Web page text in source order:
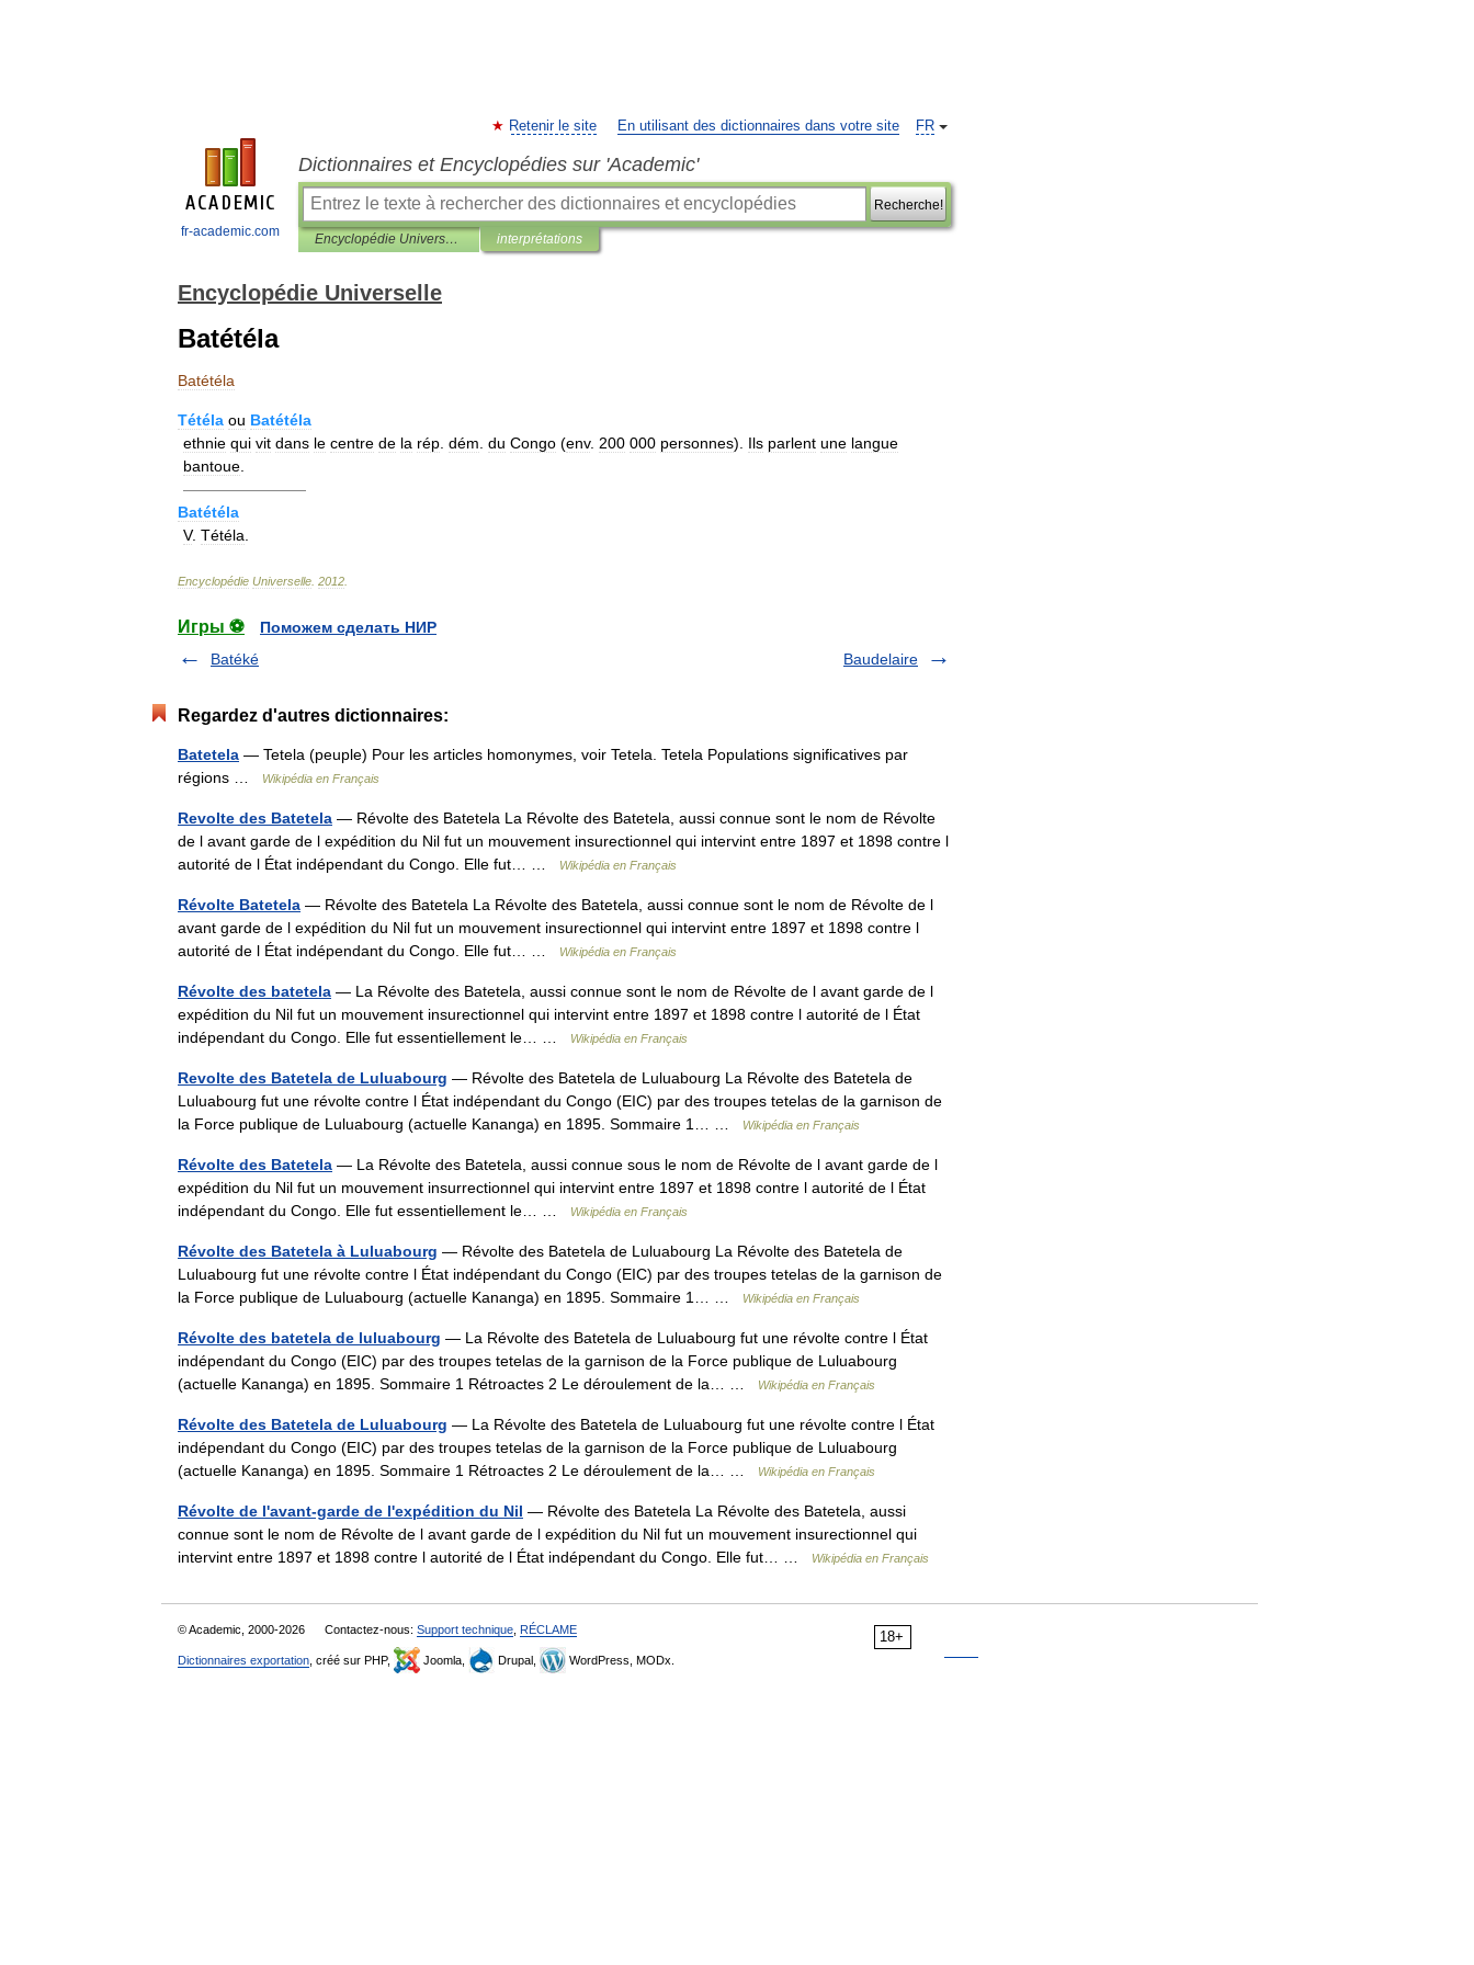
fr-academic.com
FR
Retenir le site En utilisant des dictionnaires dans votre site
Dictionnaires et Encyclopédies sur 'Academic'
Recherche!
Encyclopédie Universelle interprétations
Encyclopédie Universelle
Batétéla
Batétéla
Tétéla ou Batétéla
ethnie qui vit dans le centre de la rép dém du Congo (env. 200 000 personnes). Ils parlent une langue
bantoue
————————
Batétéla
V. Tétéla
Encyclopédie Universelle 2012
Игры ⚽
Поможем сделать НИР
Batéké
Baudelaire
Regardez d'autres dictionnaires:
Batetela — Tetela (peuple) Pour les articles homonymes, voir Tetela. Tetela Populations significatives par
régions …
Wikipédia en Français
Revolte des Batetela — Révolte des Batetela La Révolte des Batetela, aussi connue sont le nom de Révolte
de l avant garde de l expédition du Nil fut un mouvement insurectionnel qui intervint entre 1897 et 1898 contre l
autorité de l État indépendant du Congo. Elle fut… …
Wikipédia en Français
Révolte Batetela — Révolte des Batetela La Révolte des Batetela, aussi connue sont le nom de Révolte de l
avant garde de l expédition du Nil fut un mouvement insurectionnel qui intervint entre 1897 et 1898 contre l
autorité de l État indépendant du Congo. Elle fut… …
Wikipédia en Français
Révolte des batetela — La Révolte des Batetela, aussi connue sont le nom de Révolte de l avant garde de l
expédition du Nil fut un mouvement insurectionnel qui intervint entre 1897 et 1898 contre l autorité de l État
indépendant du Congo. Elle fut essentiellement le… …
Wikipédia en Français
Revolte des Batetela de Luluabourg — Révolte des Batetela de Luluabourg La Révolte des Batetela de
Luluabourg fut une révolte contre l État indépendant du Congo (EIC) par des troupes tetelas de la garnison de
la Force publique de Luluabourg (actuelle Kananga) en 1895. Sommaire 1… …
Wikipédia en Français
Révolte des Batetela — La Révolte des Batetela, aussi connue sous le nom de Révolte de l avant garde de l
expédition du Nil fut un mouvement insurrectionnel qui intervint entre 1897 et 1898 contre l autorité de l État
indépendant du Congo. Elle fut essentiellement le… …
Wikipédia en Français
Révolte des Batetela à Luluabourg — Révolte des Batetela de Luluabourg La Révolte des Batetela de
Luluabourg fut une révolte contre l État indépendant du Congo (EIC) par des troupes tetelas de la garnison de
la Force publique de Luluabourg (actuelle Kananga) en 1895. Sommaire 1… …
Wikipédia en Français
Révolte des batetela de luluabourg — La Révolte des Batetela de Luluabourg fut une révolte contre l État
indépendant du Congo (EIC) par des troupes tetelas de la garnison de la Force publique de Luluabourg
(actuelle Kananga) en 1895. Sommaire 1 Rétroactes 2 Le déroulement de la… …
Wikipédia en Français
Révolte des Batetela de Luluabourg — La Révolte des Batetela de Luluabourg fut une révolte contre l État
indépendant du Congo (EIC) par des troupes tetelas de la garnison de la Force publique de Luluabourg
(actuelle Kananga) en 1895. Sommaire 1 Rétroactes 2 Le déroulement de la… …
Wikipédia en Français
Révolte de l'avant-garde de l'expédition du Nil — Révolte des Batetela La Révolte des Batetela, aussi
connue sont le nom de Révolte de l avant garde de l expédition du Nil fut un mouvement insurectionnel qui
intervint entre 1897 et 1898 contre l autorité de l État indépendant du Congo. Elle fut… …
Wikipédia en Français
18+
© Academic, 2000-2026 Contactez-nous: Support technique RÉCLAME
Dictionnaires exportation , créé sur PHP, Joomla, Drupal, WordPress, MODx.